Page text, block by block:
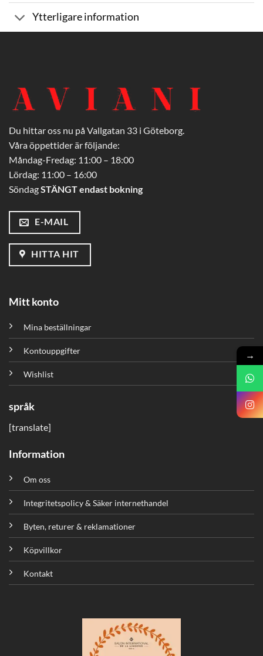
Ytterligare information
Du hittar oss nu på Vallgatan 33 i Göteborg.
Våra öppettider är följande:
Måndag-Fredag: 11:00 – 18:00
Lördag: 11:00 – 16:00
SöndagSTÄNGT endast bokning
E-MAIL
HITTA HIT
Mitt konto
Mina beställningar
Kontouppgifter
Wishlist
språk
[translate]
Information
Om oss
Integritetspolicy & Säker internethandel
Byten, returer & reklamationer
Köpvillkor
Kontakt
→